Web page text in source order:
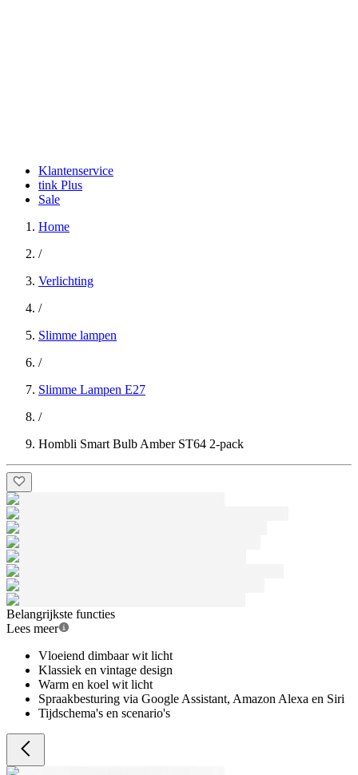
Klantenservice
tink Plus
Sale
Home
/
Verlichting
/
Slimme lampen
/
Slimme Lampen E27
/
Hombli Smart Bulb Amber ST64 2-pack
Belangrijkste functies
Lees meer
Vloeiend dimbaar wit licht
Klassiek en vintage design
Warm en koel wit licht
Spraakbesturing via Google Assistant, Amazon Alexa en Siri
Tijdschema's en scenario's